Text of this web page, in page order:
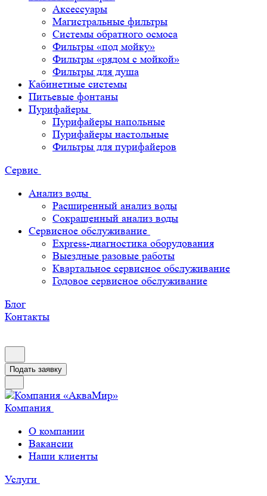
Аксессуары
Магистральные фильтры
Системы обратного осмоса
Фильтры «под мойку»
Фильтры «рядом с мойкой»
Фильтры для душа
Кабинетные системы
Питьевые фонтаны
Пурифайеры
Пурифайеры напольные
Пурифайеры настольные
Фильтры для пурифайеров
Сервис
Анализ воды
Расширенный анализ воды
Сокращенный анализ воды
Сервисное обслуживание
Express-диагностика оборудования
Выездные разовые работы
Квартальное сервисное обслуживание
Годовое сервисное обслуживание
Блог
Контакты
Подать заявку
Компания
О компании
Вакансии
Наши клиенты
Услуги